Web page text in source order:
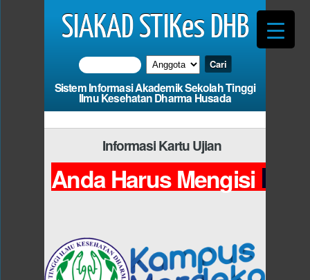
SIAKAD STIKes DHB
Sistem Informasi Akademik Sekolah Tinggi
Ilmu Kesehatan Dharma Husada
Informasi Kartu Ujian
Anda Harus Mengisi